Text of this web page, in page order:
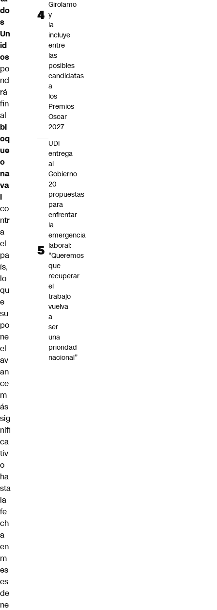
do
s
Un
id
os
po
nd
rá
fin
al
bl
oq
ue
o
na
va
l
co
ntr
a
el
pa
ís,
lo
qu
e
su
po
ne
el
av
an
ce
m
ás
sig
nifi
ca
tiv
o
ha
sta
la
fe
ch
a
en
m
es
es
de
ne
Girolamo
y
la
incluye
entre
las
posibles
candidatas
a
los
Premios
Oscar
2027
UDI
entrega
al
Gobierno
20
propuestas
para
enfrentar
la
emergencia
laboral:
“Queremos
que
recuperar
el
trabajo
vuelva
a
ser
una
prioridad
nacional”